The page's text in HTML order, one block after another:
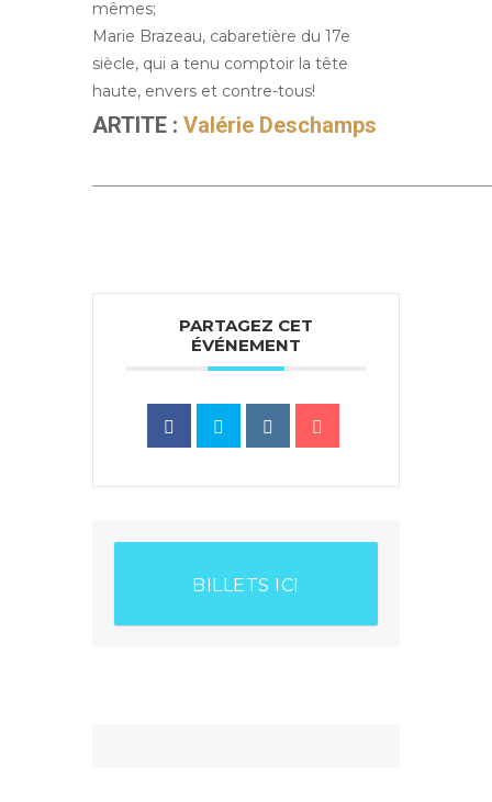
mêmes;
Marie Brazeau, cabaretière du 17e
siècle, qui a tenu comptoir la tête
haute, envers et contre-tous!
ARTITE : Valérie Deschamps
PARTAGEZ CET
ÉVÉNEMENT
BILLETS ICI